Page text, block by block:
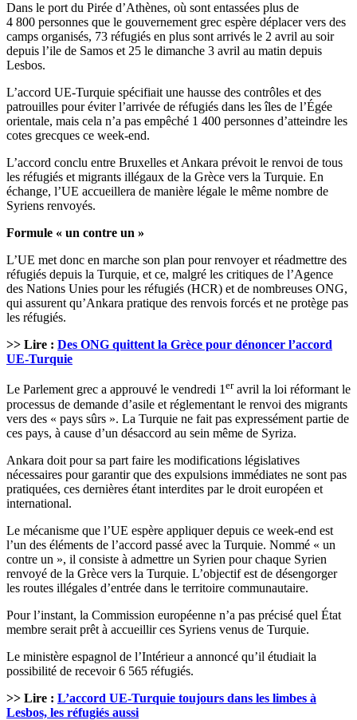
Dans le port du Pirée d’Athènes, où sont entassées plus de
4 800 personnes que le gouvernement grec espère déplacer vers des
camps organisés, 73 réfugiés en plus sont arrivés le 2 avril au soir
depuis l’ile de Samos et 25 le dimanche 3 avril au matin depuis
Lesbos.
L’accord UE-Turquie spécifiait une hausse des contrôles et des
patrouilles pour éviter l’arrivée de réfugiés dans les îles de l’Égée
orientale, mais cela n’a pas empêché 1 400 personnes d’atteindre les
cotes grecques ce week-end.
L’accord conclu entre Bruxelles et Ankara prévoit le renvoi de tous
les réfugiés et migrants illégaux de la Grèce vers la Turquie. En
échange, l’UE accueillera de manière légale le même nombre de
Syriens renvoyés.
Formule « un contre un »
L’UE met donc en marche son plan pour renvoyer et réadmettre des
réfugiés depuis la Turquie, et ce, malgré les critiques de l’Agence
des Nations Unies pour les réfugiés (HCR) et de nombreuses ONG,
qui assurent qu’Ankara pratique des renvois forcés et ne protège pas
les réfugiés.
>> Lire : Des ONG quittent la Grèce pour dénoncer l’accord
UE-Turquie
Le Parlement grec a approuvé le vendredi 1eravril la loi réformant le
processus de demande d’asile et réglementant le renvoi des migrants
vers des « pays sûrs ». La Turquie ne fait pas expressément partie de
ces pays, à cause d’un désaccord au sein même de Syriza.
Ankara doit pour sa part faire les modifications législatives
nécessaires pour garantir que des expulsions immédiates ne sont pas
pratiquées, ces dernières étant interdites par le droit européen et
international.
Le mécanisme que l’UE espère appliquer depuis ce week-end est
l’un des éléments de l’accord passé avec la Turquie. Nommé « un
contre un », il consiste à admettre un Syrien pour chaque Syrien
renvoyé de la Grèce vers la Turquie. L’objectif est de désengorger
les routes illégales d’entrée dans le territoire communautaire.
Pour l’instant, la Commission européenne n’a pas précisé quel État
membre serait prêt à accueillir ces Syriens venus de Turquie.
Le ministère espagnol de l’Intérieur a annoncé qu’il étudiait la
possibilité de recevoir 6 565 réfugiés.
>> Lire : L’accord UE-Turquie toujours dans les limbes à
Lesbos, les réfugiés aussi